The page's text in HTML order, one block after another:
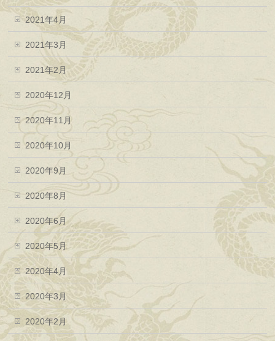
2021年4月
2021年3月
2021年2月
2020年12月
2020年11月
2020年10月
2020年9月
2020年8月
2020年6月
2020年5月
2020年4月
2020年3月
2020年2月